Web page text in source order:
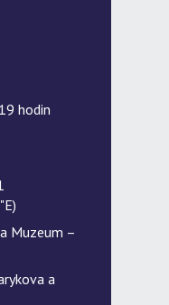
hodin
Muzeum –
a